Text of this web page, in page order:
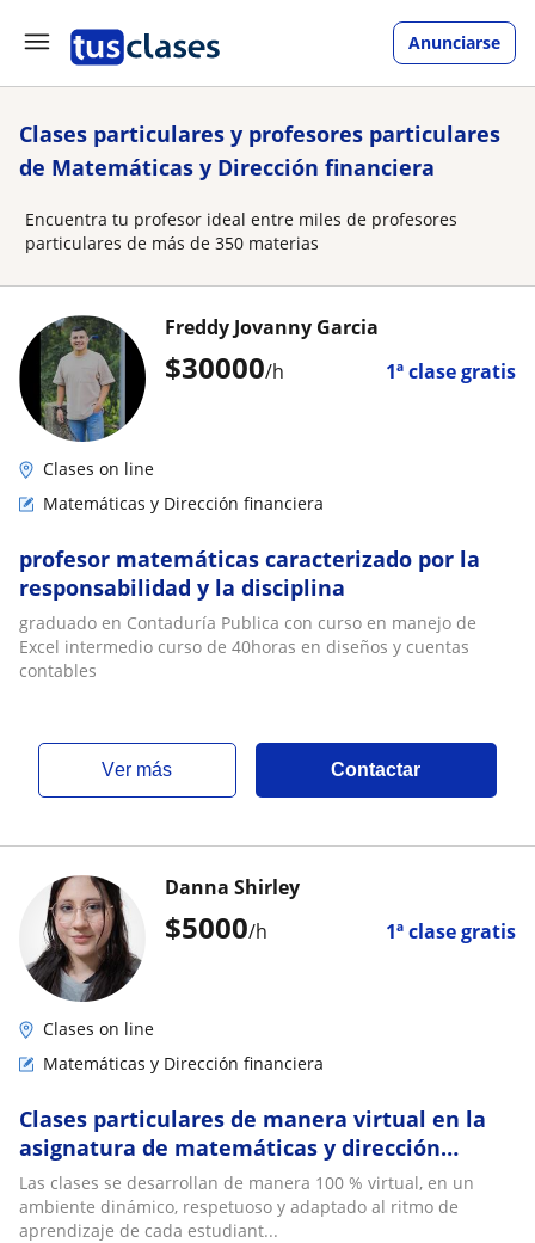
Anunciarse
Clases particulares y profesores particulares
de Matemáticas y Dirección financiera
Encuentra tu profesor ideal entre miles de profesores
particulares de más de 350 materias
$30000/h 1ª clase gratis
Freddy Jovanny Garcia
Clases on line
Matemáticas y Dirección financiera
profesor matemáticas caracterizado por la
responsabilidad y la disciplina
graduado en Contaduría Publica con curso en manejo de
Excel intermedio curso de 40horas en diseños y cuentas
contables
ver más Contactar
$5000/h 1ª clase gratis
Danna Shirley
Clases on line
Matemáticas y Dirección financiera
Clases particulares de manera virtual en la
asignatura de matemáticas y dirección
financiera
Las clases se desarrollan de manera 100 % virtual, en un
ambiente dinámico, respetuoso y adaptado al ritmo de
aprendizaje de cada estudiant...